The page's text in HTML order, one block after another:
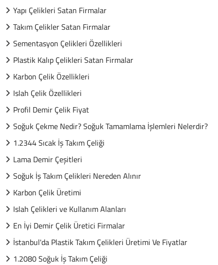
Yapı Çelikleri Satan Firmalar
Takım Çelikler Satan Firmalar
Sementasyon Çelikleri Özellikleri
Plastik Kalıp Çelikleri Satan Firmalar
Karbon Çelik Özellikleri
Islah Çelik Özellikleri
Profil Demir Çelik Fiyat
Soğuk Çekme Nedir? Soğuk Tamamlama İşlemleri Nelerdir?
1.2344 Sıcak İş Takım Çeliği
Lama Demir Çeşitleri
Soğuk İş Takım Çelikleri Nereden Alınır
Karbon Çelik Üretimi
Islah Çelikleri ve Kullanım Alanları
En İyi Demir Çelik Üretici Firmalar
İstanbul'da Plastik Takım Çelikleri Üretimi Ve Fiyatlar
1.2080 Soğuk İş Takım Çeliği